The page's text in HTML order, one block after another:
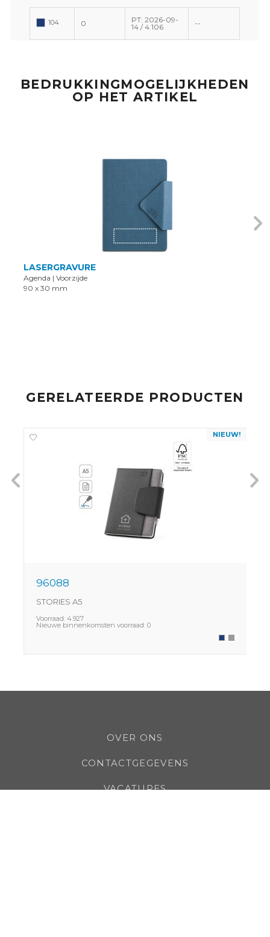
104 0
PT: 2026-09-
14 / 4.106
--
BEDRUKKINGMOGELIJKHEDEN
OP HET ARTIKEL
LASERGRAVURE
Agenda | Voorzijde
90 x 30 mm
GERELATEERDE PRODUCTEN
NIEUW!
96088
STORIES A5
Voorraad: 4.927
Nieuwe binnenkomsten voorraad: 0
OVER ONS
CONTACTGEGEVENS
VACATURES